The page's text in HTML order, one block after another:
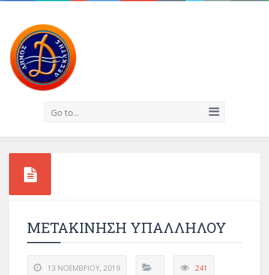
Go to...
ΜΕΤΑΚΙΝΗΣΗ ΥΠΑΛΛΗΛΟΥ
13 ΝΟΕΜΒΡΊΟΥ, 2019 241